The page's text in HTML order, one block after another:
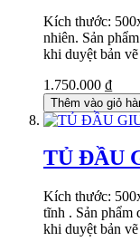
Kích thước:
nhiên. Sản
khi duyệt bản
1.750.000 ₫
Thêm vào giỏ
TỦ ĐẦU
Kích thước:
tĩnh . Sản phẩm
khi duyệt bản